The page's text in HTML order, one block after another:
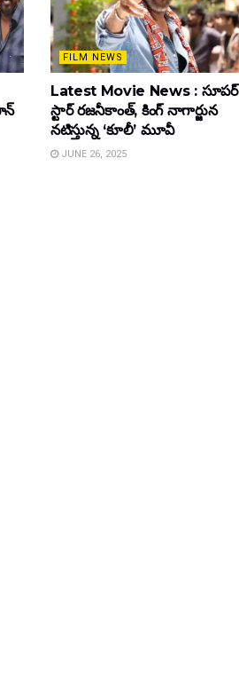
FILM NEWS
Latest Movie News : సూపర్
స్టార్ రజనీకాంత్, కింగ్ నాగార్జున
నటిస్తున్న ‘కూలీ’ మూవీ
JUNE 26, 2025